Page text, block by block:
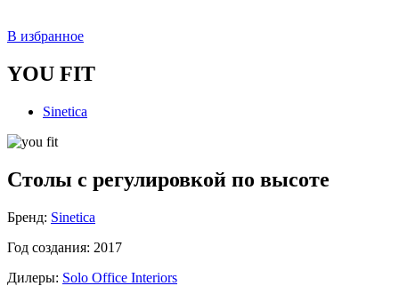
В избранное
YOU FIT
Sinetica
Столы с регулировкой по высоте
Бренд: Sinetica
Год создания: 2017
Дилеры: Solo Office Interiors